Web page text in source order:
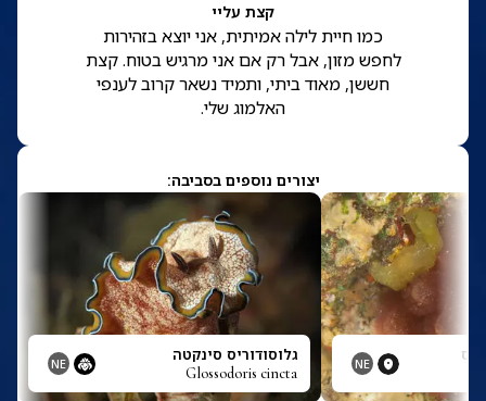
קצת עליי
כמו חיית לילה אמיתית, אני יוצא בזהירות
לחפש מזון, אבל רק אם אני מרגיש בטוח. קצת
חששן, מאוד ביתי, ותמיד נשאר קרוב לענפי
האלמוג שלי.
יצורים נוספים בסביבה:
NE גלוסודוריס סינקטה
Glossodoris cincta
NE